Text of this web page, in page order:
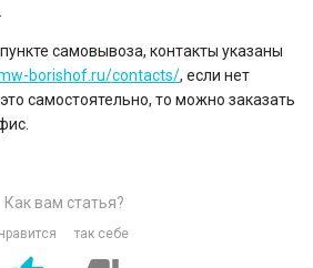
самовывоза, контакты указаны
borishof.ru/contacts/, если нет
самостоятельно, то можно заказать
Как вам статья?
нравится так себе